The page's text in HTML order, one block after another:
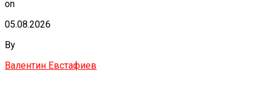
on
05.08.2026
By
Валентин Евстафиев